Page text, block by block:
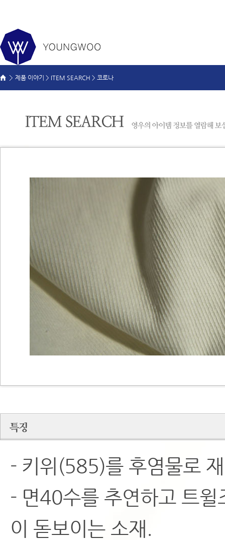
제품 이야기 > ITEM SEARCH > 코로나
- 키위(585)를 후염물로
- 면40수를 추연하고 트
이 돋보이는 소재.